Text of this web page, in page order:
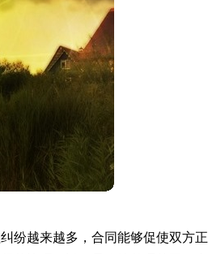
纷越来越多，合同能够促使双方正